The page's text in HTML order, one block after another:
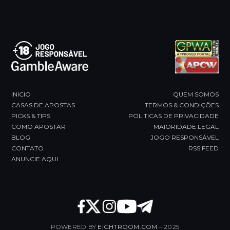
INICIO
CASAS DE APOSTAS
PICKS & TIPS
COMO APOSTAR
BLOG
CONTATO
ANUNCIE AQUI
QUEM SOMOS
TERMOS & CONDIÇÕES
POLITICAS DE PRIVACIDADE
MAIORIDADE LEGAL
JOGO RESPONSÁVEL
RSS FEED
POWERED BY EIGHTROOM.COM – 2025